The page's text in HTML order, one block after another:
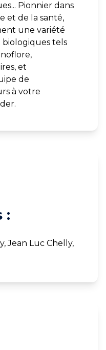
Pionnier dans
et de la santé,
une variété
tels
et
de
à votre
:
Jean Luc Chelly,